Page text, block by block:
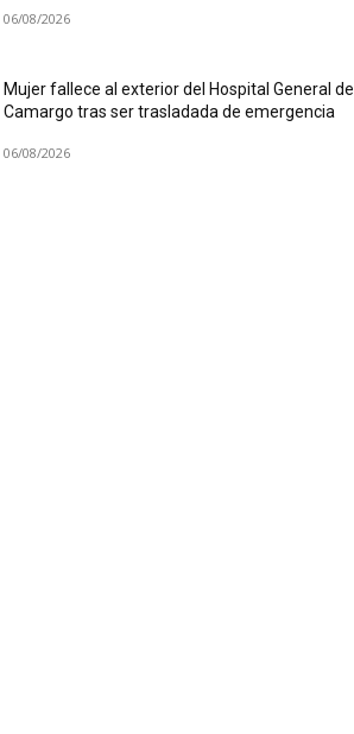
06/08/2026
Mujer fallece al exterior del Hospital General de
Camargo tras ser trasladada de emergencia
06/08/2026